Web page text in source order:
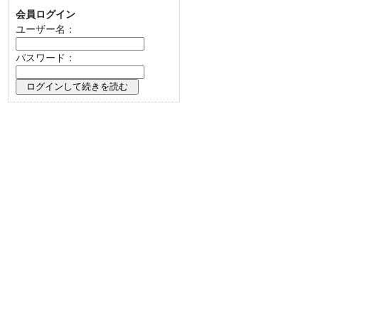
会員ログイン
ユーザー名：
パスワード：